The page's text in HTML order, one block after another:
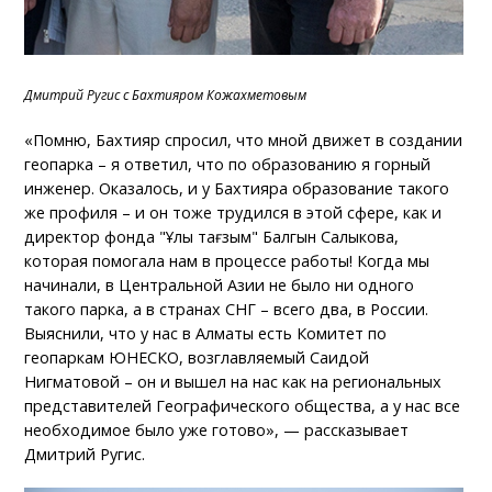
Дмитрий Ругис с Бахтияром Кожахметовым
«Помню, Бахтияр спросил, что мной движет в создании
геопарка – я ответил, что по образованию я горный
инженер. Оказалось, и у Бахтияра образование такого
же профиля – и он тоже трудился в этой сфере, как и
директор фонда "Ұлы тағзым" Балгын Салыкова,
которая помогала нам в процессе работы! Когда мы
начинали, в Центральной Азии не было ни одного
такого парка, а в странах СНГ – всего два, в России.
Выяснили, что у нас в Алматы есть Комитет по
геопаркам ЮНЕСКО, возглавляемый Саидой
Нигматовой – он и вышел на нас как на региональных
представителей Географического общества, а у нас все
необходимое было уже готово», — рассказывает
Дмитрий Ругис.